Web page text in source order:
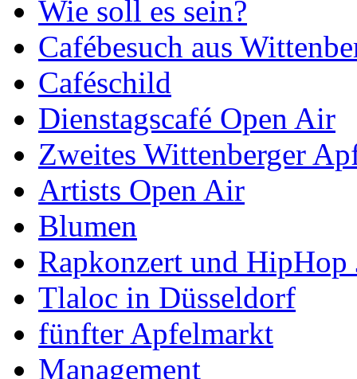
Wie soll es sein?
Cafébesuch aus
Caféschild
Dienstagscafé Open Air
Zweites Wittenberger
Artists Open Air
Blumen
Rapkonzert und HipHop
Tlaloc in Düsseldorf
fünfter Apfelmarkt
Management